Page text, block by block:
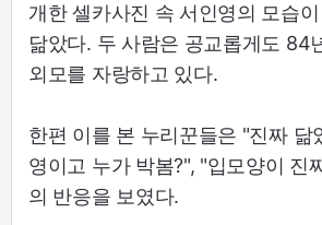
개한 셀카사진 속 서인영의 모습
닮았다. 두 사람은 공교롭게도 84
외모를 자랑하고 있다.
한편 이를 본 누리꾼들은 "진짜 닮
영이고 누가 박봄?", "입모양이 진
의 반응을 보였다.